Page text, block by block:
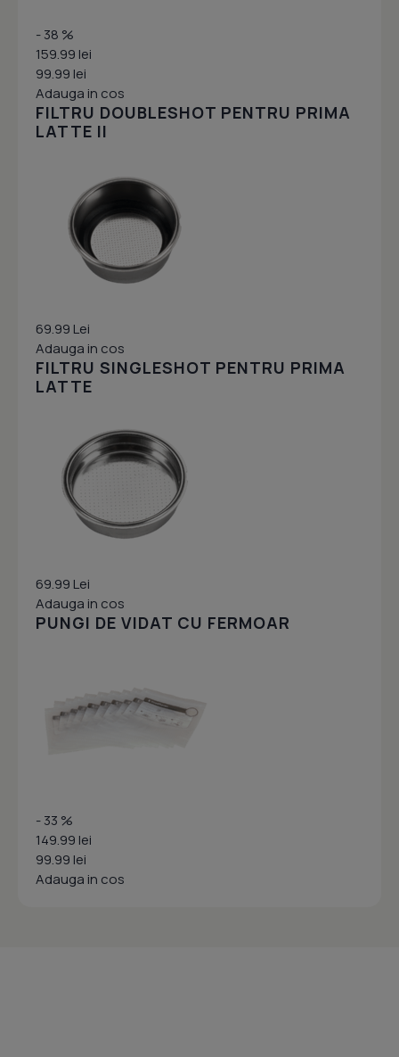
- 38 %
159.99 lei
99.99 lei
Adauga in cos
FILTRU DOUBLESHOT PENTRU PRIMA
LATTE II
69.99 Lei
Adauga in cos
FILTRU SINGLESHOT PENTRU PRIMA
LATTE
69.99 Lei
Adauga in cos
PUNGI DE VIDAT CU FERMOAR
- 33 %
149.99 lei
99.99 lei
Adauga in cos